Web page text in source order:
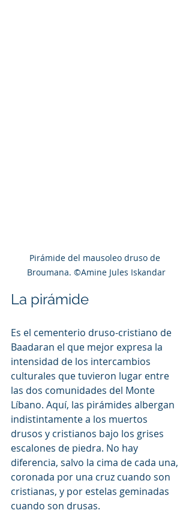
Pirámide del mausoleo druso de
Broumana. ©Amine Jules Iskandar
La pirámide
Es el cementerio druso-cristiano de
Baadaran el que mejor expresa la
intensidad de los intercambios
culturales que tuvieron lugar entre
las dos comunidades del Monte
Líbano. Aquí, las pirámides albergan
indistintamente a los muertos
drusos y cristianos bajo los grises
escalones de piedra. No hay
diferencia, salvo la cima de cada una,
coronada por una cruz cuando son
cristianas, y por estelas geminadas
cuando son drusas.